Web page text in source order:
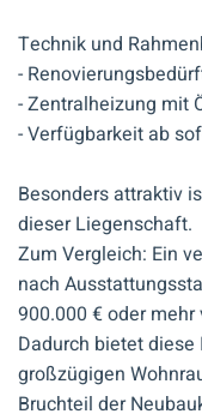
Technik und
-
- Zentralheizung mit
- Verfügbarkeit ab
Besonders attraktiv
dieser Liegenschaft.
Zum Vergleich: Ein
nach
900.000 € oder
Dadurch bietet
großzügigen
Bruchteil der